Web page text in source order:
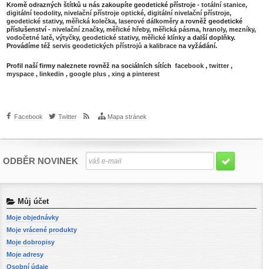
Kromě odrazných štítků u nás zakoupíte geodetické přístroje - totální stanice,
digitální teodolity, nivelační přístroje optické, digitální nivelační přístroje,
geodetické stativy, měřická kolečka, laserové dálkoměrya rovněž geodetické
příslušenství - nivelační značky, měřické hřeby, měřická pásma, hranoly, mezníky,
vodočetné latě, výtyčky, geodetické stativy, měřické klínkya další doplňky.
Provádíme též servis geodetických přístrojů a kalibracena vyžádání.
Profil naší firmy naleznete rovněž na sociálních sítích facebook, twitter,
myspace, linkedin , google plus , xing a pinterest
Facebook Twitter Mapa stránek
ODBĚR NOVINEK
Můj účet
Moje objednávky
Moje vrácené produkty
Moje dobropisy
Moje adresy
Osobní údaje